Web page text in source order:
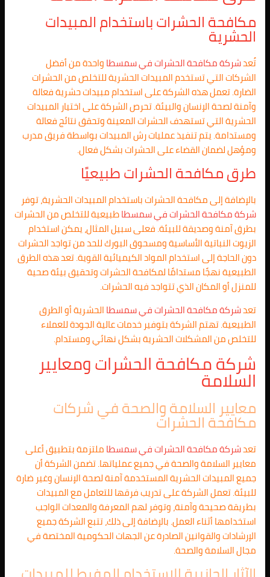
مكافحة الحشرات باستخدام المبيدات
الحشرية
تُعدشركة مكافحة الحشرات فيسمسطاواحدة من أفضل
الشركات التي تستخدم المبيدات الحشرية للتخلص من الحشرات
الضارة. تعمل هذه الشركة على استخدام مبيدات حشرية فعالة
وآمنة لصحة الإنسان والبيئة. تحرص الشركة على اختيار المبيدات
الحشرية التي تستهدف الحشرات المعينة وتحقق نتائج فعالة
ومستدامة. يتم تنفيذ عمليات رش المبيدات بواسطة فريق مدرب
ومؤهل لضمان القضاء على الحشرات بشكل فعال.
طرق مكافحة الحشرات طبيعيًا
بالإضافة إلى مكافحة الحشرات باستخدام المبيدات الحشرية، توفر
شركة مكافحة الحشرات فيسمسطاطبيعية للتخلص من الحشرات
بطرق آمنة وصديقة للبيئة. فعلى سبيل المثال، يمكن استخدام
الزيوت النباتية الأساسية ومسحوق البورك للحد من تواجد الحشرات
دون الحاجة إلى استخدام المواد الكيميائية القوية. تعد هذه الطرق
الطبيعية نهجًا مستدامًا لمكافحة الحشرات وتحقيق بيئة صحية
للمنزل أو المكان الذي تتواجد فيه الحشرات.
تعدشركة مكافحة الحشرات فيسمسطاالحشرية أو الطرق
الطبيعية. تهتم الشركة بتوفير خدمات عالية الجودة للعملاء
للتخلص من المشكلات الحشرية بشكل نهائي ومستدام.
شركة مكافحة الحشرات ومعايير
السلامة
معايير السلامة والصحة في شركات
مكافحة الحشرات
تعدشركة مكافحة الحشرات فيسمسطاملتزمة بتطبيق أعلى
معايير السلامة والصحة في جميع عملياتها. تضمن الشركة أن
جميع المبيدات الحشرية المستخدمة آمنة لصحة الإنسان وغير ضارة
للبيئة. تعمل الشركة على تدريب فرقها للتعامل مع المبيدات
بطريقة صحيحة وآمنة، وتوفر لهم المعرفة والمعدات الواجب
استخدامها أثناء العمل. بالإضافة إلى ذلك، تتبع الشركة جميع
الإرشادات والقوانين الصادرة عن الجهات الحكومية المختصة في
مجال السلامة والصحة.